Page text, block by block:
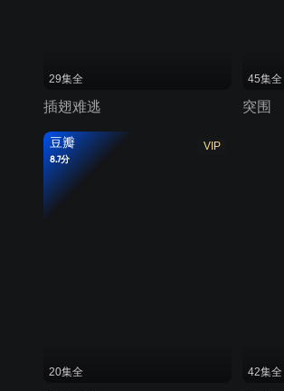
29集全
插翅难逃
45集全
突围
VIP
豆瓣
8.7分
20集全 42集全